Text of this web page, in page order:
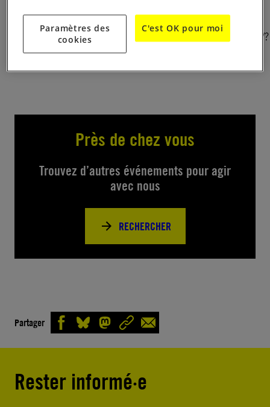
https://www.instagram.com/amnestylyon/profilecard/?
igsh=czdjaTh6bmtiZTkz
Près de chez vous
Trouvez d’autres événements pour agir
avec nous
RECHERCHER
Partager
Rester informé·e
Paramètres des
cookies
C'est OK pour moi